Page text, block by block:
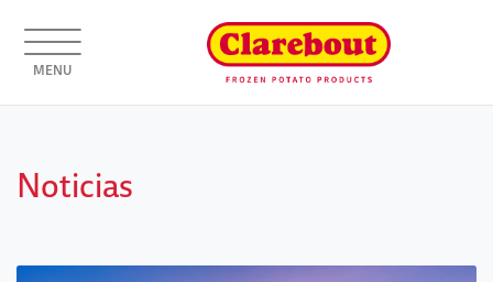
MENU
Noticias